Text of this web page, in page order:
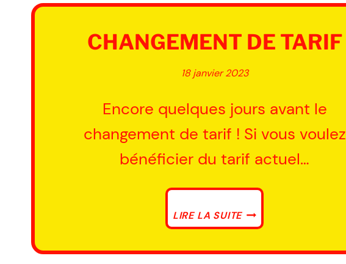
CHANGEMENT DE TARIF
18 janvier 2023
Encore quelques jours avant le
changement de tarif ! Si vous voulez
bénéficier du tarif actuel…
LIRE LA SUITECHANGEMENT
DE